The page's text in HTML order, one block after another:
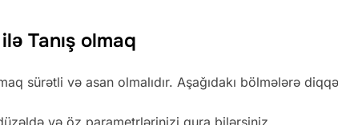
Tanış olmaq
sürətli və asan olmalıdır. Aşağıdakı bölmələrə